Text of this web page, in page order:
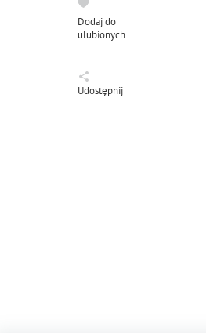
Dodaj do
ulubionych
Udostępnij